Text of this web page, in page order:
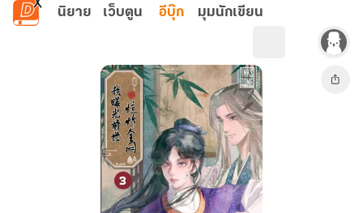
ข้ามไปยังเนื้อหาหลัก
นิยาย เว็บตูน อีบุ๊ก มุมนักเขียน